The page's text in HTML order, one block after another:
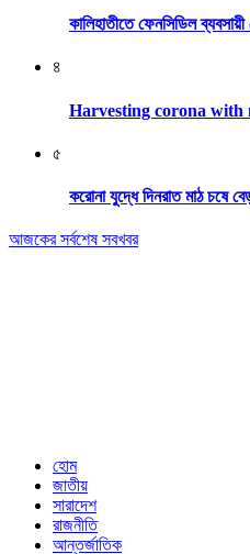
কালিহাতীতে ফেনসিডিল
৪
Harvesting corona with
৫
করোনা যুদ্ধে দিনরাত মাঠ চষে
আজকের সর্বশেষ সবখবর
হোম
জাতীয়
সারাদেশ
রাজনীতি
আন্তর্জাতিক